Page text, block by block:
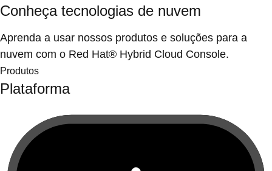
Conheça tecnologias de nuvem
Aprenda a usar nossos produtos e soluções para a
nuvem com o Red Hat® Hybrid Cloud Console.
Produtos
Plataforma